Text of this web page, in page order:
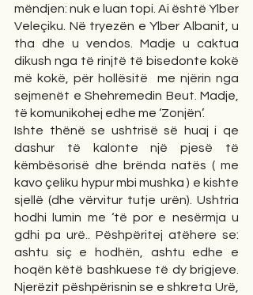
mëndjen: nuk e luan topi. Ai është Ylber
Veleçiku. Në tryezën e Ylber Albanit, u
tha dhe u vendos. Madje u caktua
dikush nga të rinjtë të bisedonte kokë
më kokë, për hollësitë  me njërin nga
sejmenët e Shehremedin Beut. Madje,
të komunikohej edhe me ‘Zonjën’.
Ishte thënë se ushtrisë së huaj i qe
dashur të kalonte një pjesë të
këmbësorisë dhe brënda natës ( me
kavo çeliku hypur mbi mushka ) e kishte
sjellë (dhe vërvitur tutje urën). Ushtria
hodhi lumin me ‘të por e nesërmja u
gdhi pa urë.. Pëshpëritej atëhere se:
ashtu siç e hodhën, ashtu edhe e
hoqën këtë bashkuese të dy brigjeve.
Njerëzit pëshpërisnin se e shkreta Urë,